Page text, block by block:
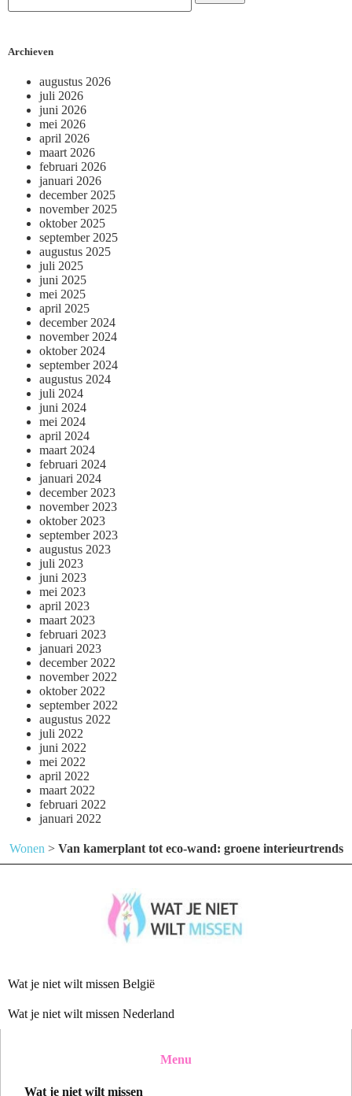
Archieven
augustus 2026
juli 2026
juni 2026
mei 2026
april 2026
maart 2026
februari 2026
januari 2026
december 2025
november 2025
oktober 2025
september 2025
augustus 2025
juli 2025
juni 2025
mei 2025
april 2025
december 2024
november 2024
oktober 2024
september 2024
augustus 2024
juli 2024
juni 2024
mei 2024
april 2024
maart 2024
februari 2024
januari 2024
december 2023
november 2023
oktober 2023
september 2023
augustus 2023
juli 2023
juni 2023
mei 2023
april 2023
maart 2023
februari 2023
januari 2023
december 2022
november 2022
oktober 2022
september 2022
augustus 2022
juli 2022
juni 2022
mei 2022
april 2022
maart 2022
februari 2022
januari 2022
Wonen > Van kamerplant tot eco-wand: groene interieurtrends
Wat je niet wilt missen België
Wat je niet wilt missen Nederland
Menu
Wat je niet wilt missen